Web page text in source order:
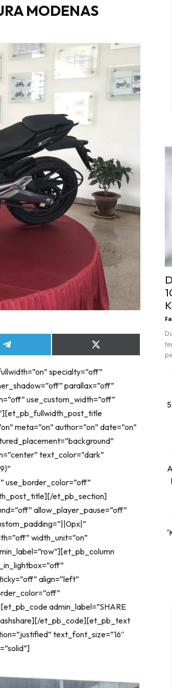
MODENAS
Share
on
Share
on
(Twitter)
specialty=”off”
parallax=”off”
use_custom_width=”off”
meta=”on” author=”on” date=”on”
text_color=”dark”
use_border_color=”off”
et_pb_section]
allow_player_pause=”off”
width_unit=”on”
align=”left”
admin_label=”SHARE
et_pb_code][et_pb_text
text_font_size=”16″